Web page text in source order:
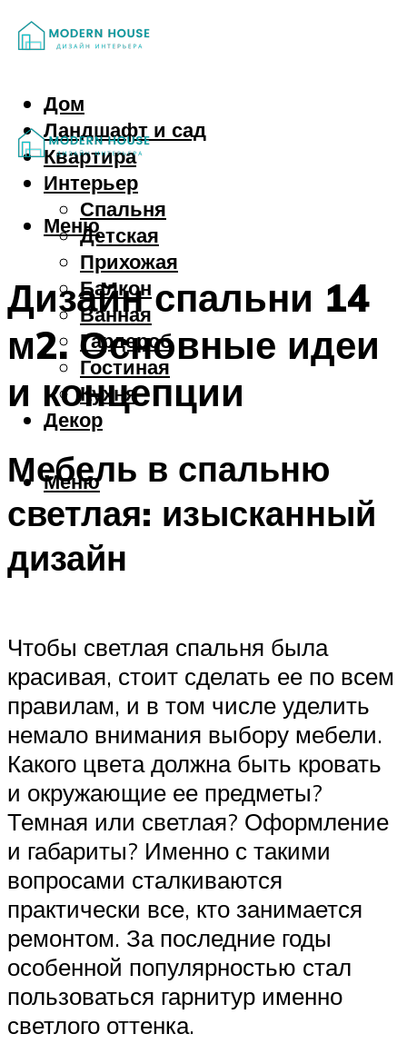
Дом
Ландшафт и сад
Квартира
Интерьер
Спальня
Детская
Прихожая
Балкон
Ванная
Гардероб
Гостиная
Кухня
Декор
Меню
Меню
Дизайн спальни 14
м2. Основные идеи
и концепции
Мебель в спальню
светлая: изысканный
дизайн
Чтобы светлая спальня была
красивая, стоит сделать ее по всем
правилам, и в том числе уделить
немало внимания выбору мебели.
Какого цвета должна быть кровать
и окружающие ее предметы?
Темная или светлая? Оформление
и габариты? Именно с такими
вопросами сталкиваются
практически все, кто занимается
ремонтом. За последние годы
особенной популярностью стал
пользоваться гарнитур именно
светлого оттенка.